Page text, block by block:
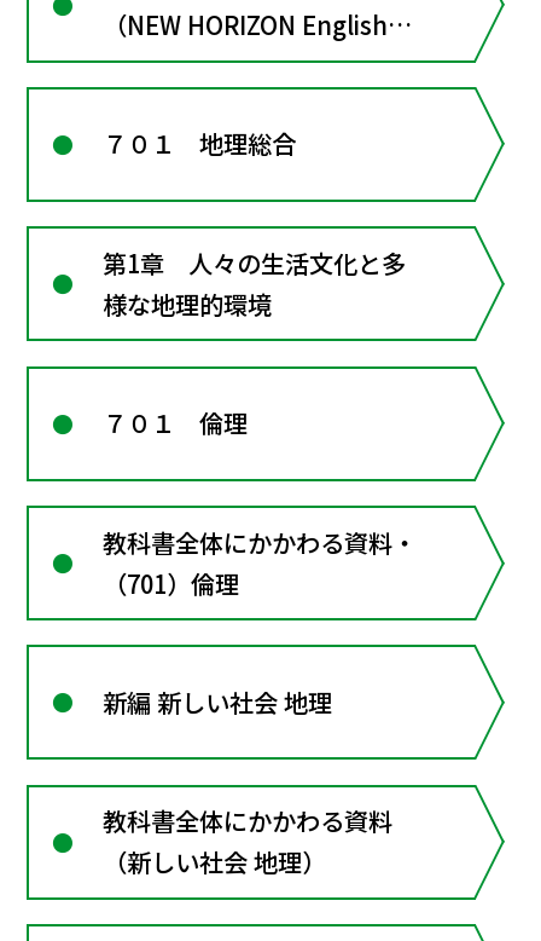
（NEW HORIZON English
Course１）
７０１ 地理総合
第1章 人々の生活文化と多
様な地理的環境
７０１ 倫理
教科書全体にかかわる資料・
（701）倫理
新編 新しい社会 地理
教科書全体にかかわる資料
（新しい社会 地理）